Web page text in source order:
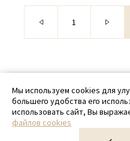
© 2020 -
+ 7
Мы используем cookies для
большего удобства его
использовать сайт, Вы
файлов cookies